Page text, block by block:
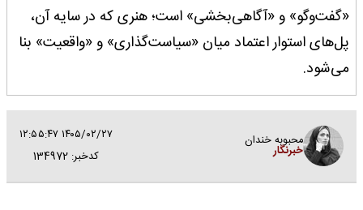
«گفت‌وگو» و «آگاهی‌بخشی» است؛ هنری که در سایه‌ آن،
پل‌های استوار اعتماد میان «سیاست‌گذاری» و «واقعیت» بنا
می‌شود.
محبوبه خندان
خبرنگار
۱۴۰۵/۰۲/۲۷ ۱۲:۵۵:۴۷
کدخبر: 134972